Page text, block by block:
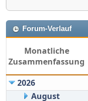
Forum-Verlauf
Monatliche
Zusammenfassung
2026
August